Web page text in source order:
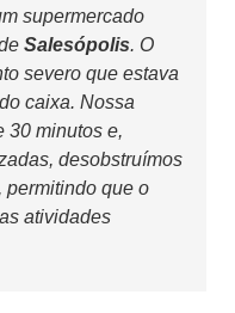
supermercado
Salesópolis. O
severo que estava
caixa. Nossa
30 minutos e,
desobstruímos
permitindo que o
atividades